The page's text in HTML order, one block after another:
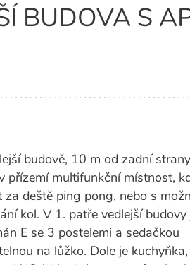
BUDOVA S
budově, 10 m od zadní
přízemí multifunkční místnost,
za deště ping pong, nebo s
kol. V 1. patře vedlejší budovy
E se 3 postelemi a sedačkou
na lůžko. Dole je kuchyňka,